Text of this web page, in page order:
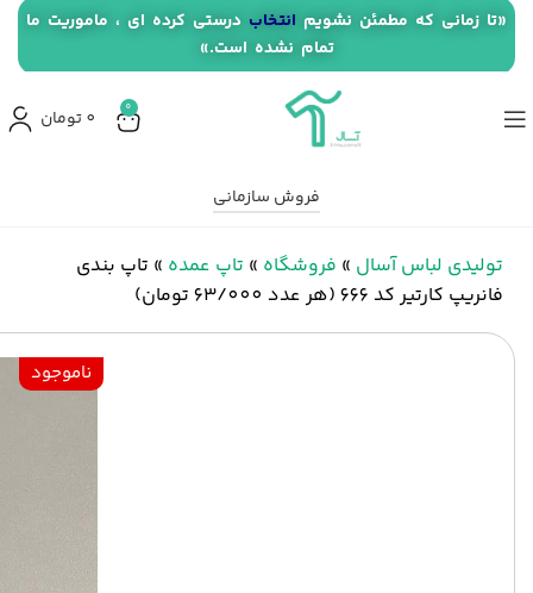
0
0تومان
فروش سازمانی
تولیدی لباس آسال » فروشگاه » تاپ عمده » تاپ بندی
فانریپ کارتیر کد 666 (هر عدد 63/000 تومان)
ناموجود
«تا زمانی که مطمئن نشویم انتخاب درستی کرده ای ، ماموریت ما
تمام نشده است.»